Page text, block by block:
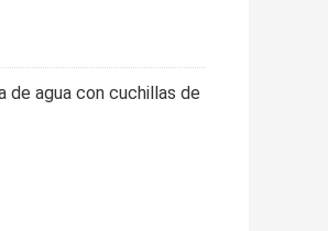
de agua con cuchillas de